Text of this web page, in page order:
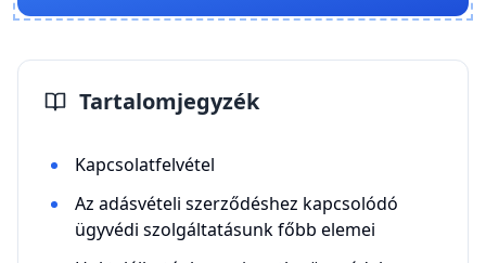
Tartalomjegyzék
Kapcsolatfelvétel
Az adásvételi szerződéshez kapcsolódó
ügyvédi szolgáltatásunk főbb elemei